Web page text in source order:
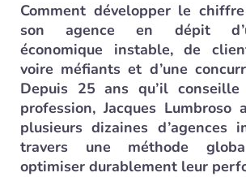
Comment développer le
son agence en dépit
économique instable, de
voire méfiants et d’une
Depuis 25 ans qu’il
profession, Jacques Lumbroso
plusieurs dizaines d’agences
travers une méthode
optimiser durablement leur